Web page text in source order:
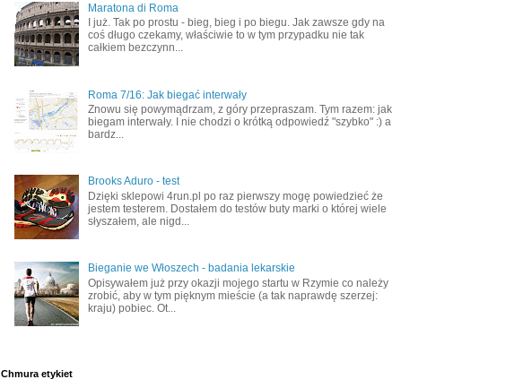
Maratona di Roma
I już. Tak po prostu - bieg, bieg i po biegu. Jak zawsze gdy na
coś długo czekamy, właściwie to w tym przypadku nie tak
całkiem bezczynn...
Roma 7/16: Jak biegać interwały
Znowu się powymądrzam, z góry przepraszam. Tym razem: jak
biegam interwały. I nie chodzi o krótką odpowiedź "szybko" :) a
bardz...
Brooks Aduro - test
Dzięki sklepowi 4run.pl po raz pierwszy mogę powiedzieć że
jestem testerem. Dostałem do testów buty marki o której wiele
słyszałem, ale nigd...
Bieganie we Włoszech - badania lekarskie
Opisywałem już przy okazji mojego startu w Rzymie co należy
zrobić, aby w tym pięknym mieście (a tak naprawdę szerzej:
kraju) pobiec. Ot...
Chmura etykiet